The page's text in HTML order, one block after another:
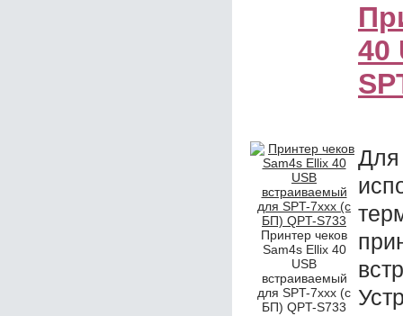
Принтер чеков
Sam4s Ellix 40
USB
встраиваемый
для SPT-7xxx (с
БП) QPT-S733
40